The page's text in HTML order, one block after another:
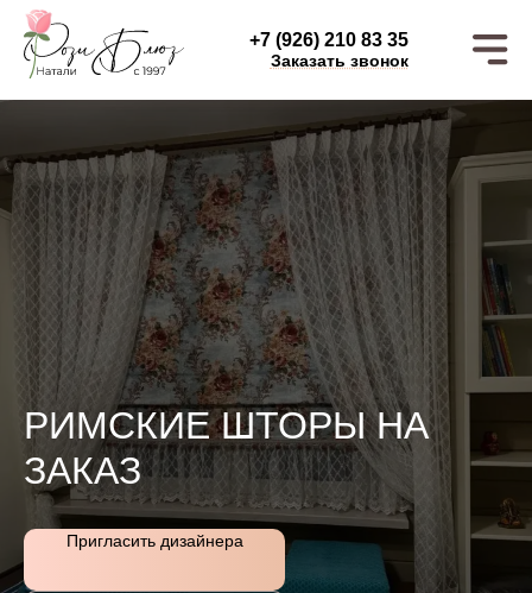
+7 (926) 210 83 35
Заказать звонок
РИМСКИЕ ШТОРЫ НА
ЗАКАЗ
Пригласить дизайнера